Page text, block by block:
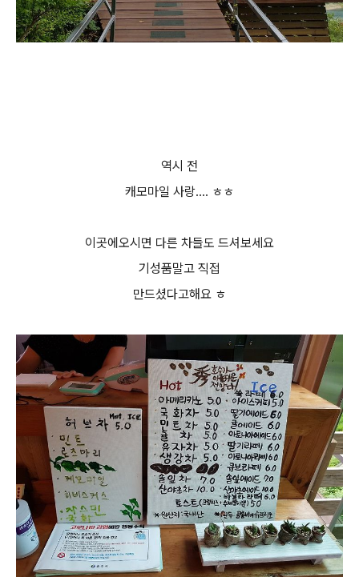
역시 전
캐모마일 사랑.... ㅎㅎ
이곳에오시면 다른 차들도 드셔보세요
기성품말고 직접
만드셨다고해요 ㅎ